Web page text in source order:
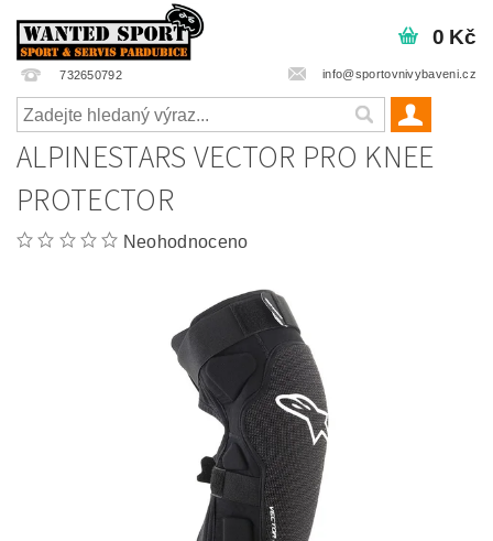
732650792 info@sportovnivybaveni.cz
0 Kč
ALPINESTARS VECTOR PRO KNEE
PROTECTOR
Neohodnoceno